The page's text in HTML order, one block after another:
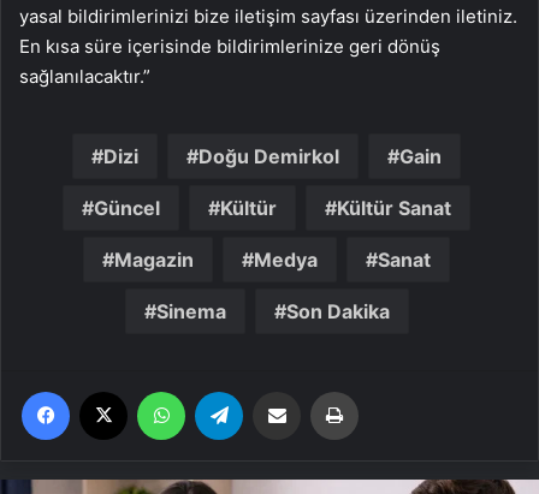
yasal bildirimlerinizi bize iletişim sayfası üzerinden iletiniz.
En kısa süre içerisinde bildirimlerinize geri dönüş
sağlanılacaktır.”
Dizi Doğu Demirkol Gain
Güncel Kültür Kültür Sanat
Magazin Medya Sanat
Sinema Son Dakika
Facebook WhatsApp Email'den paylaş